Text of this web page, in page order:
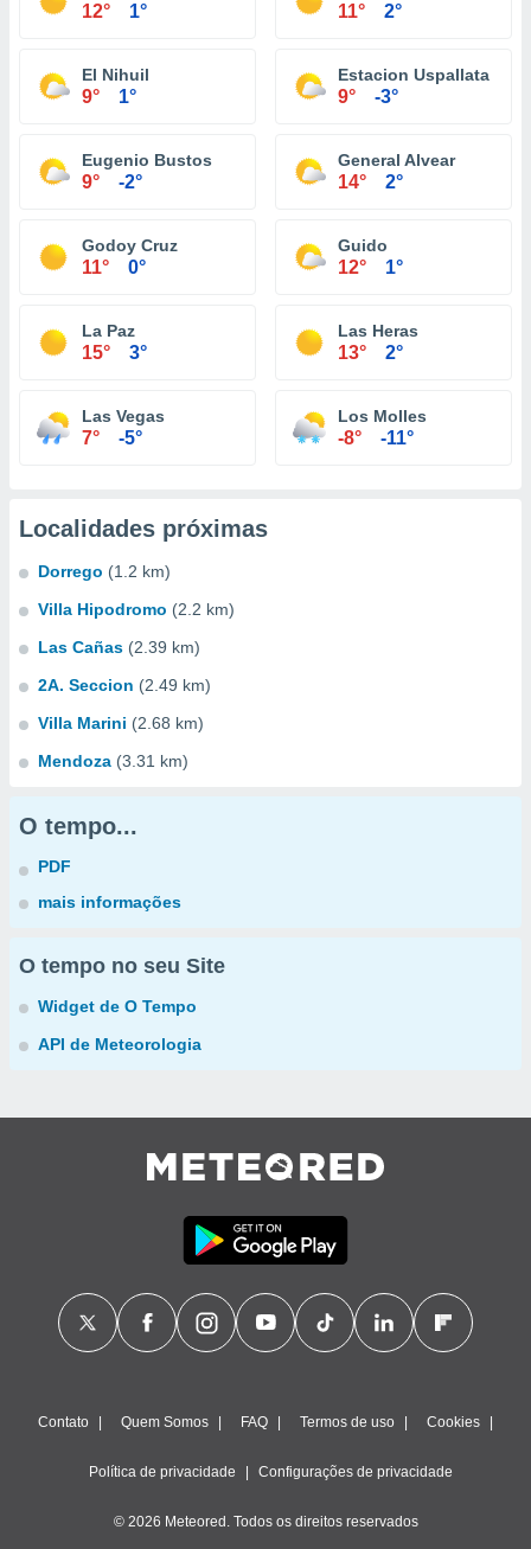
12° 1° 11° 2°
El Nihuil
9° 1°
Estacion Uspallata
9° -3°
Eugenio Bustos
9° -2°
General Alvear
14° 2°
Godoy Cruz
11° 0°
Guido
12° 1°
La Paz
15° 3°
Las Heras
13° 2°
Las Vegas
7° -5°
Los Molles
-8° -11°
Localidades próximas
Dorrego (1.2 km)
Villa Hipodromo (2.2 km)
Las Cañas (2.39 km)
2A. Seccion (2.49 km)
Villa Marini (2.68 km)
Mendoza (3.31 km)
O tempo...
PDF
mais informações
O tempo no seu Site
Widget de O Tempo
API de Meteorologia
Contato Quem Somos FAQ Termos de uso Cookies
Política de privacidade Configurações de privacidade
© 2026 Meteored. Todos os direitos reservados